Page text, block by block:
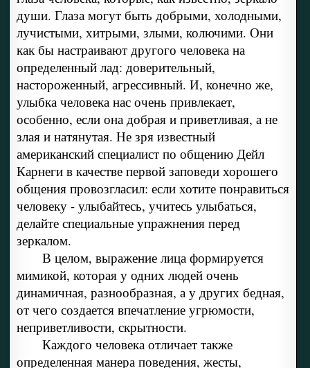
души. Глаза могут быть добрыми, холодными,
лучистыми, хитрыми, злыми, колючими. Они
как бы настраивают другого человека на
определенный лад: доверительный,
настороженный, агрессивный. И, конечно же,
улыбка человека нас очень привлекает,
особенно, если она добрая и приветливая, а не
злая и натянутая. Не зря известный
американский специалист по общению Дейл
Карнеги в качестве первой заповеди хорошего
общения провозгласил: если хотите понравиться
человеку - улыбайтесь, учитесь улыбаться,
делайте специальные упражнения перед
зеркалом.
В целом, выражение лица формируется
мимикой, которая у одних людей очень
динамичная, разнообразная, а у других бедная,
от чего создается впечатление угрюмости,
неприветливости, скрытности.
Каждого человека отличает также
определенная манера поведения, жесты,